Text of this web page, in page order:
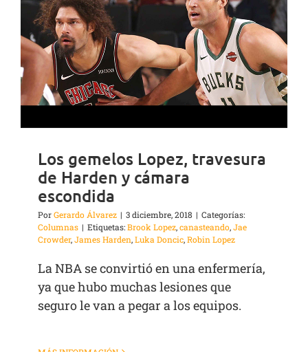
Los gemelos Lopez, travesura
de Harden y cámara
escondida
PorGerardo Álvarez | 3 diciembre, 2018 | Categorías:
Columnas | Etiquetas:Brook Lopez,canasteando,Jae
Crowder,James Harden,Luka Doncic,Robin Lopez
La NBA se convirtió en una enfermería,
ya que hubo muchas lesiones que
seguro le van a pegar a los equipos.